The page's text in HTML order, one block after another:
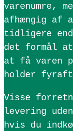
varenumre,
afhængig af
tidligere
det formål at
at få varen
holder
Visse
levering
hvis du